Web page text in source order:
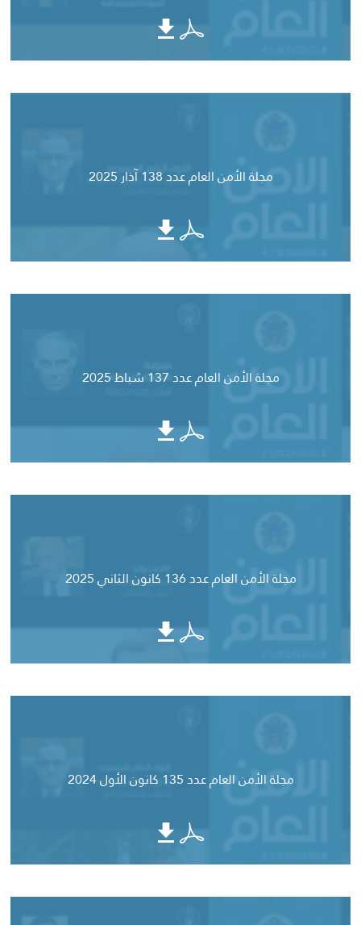
مجلة الأمن العام عدد 138 آذار 2025
مجلة الأمن العام عدد 137 شباط 2025
مجلة الأمن العام عدد 136 كانون الثاني 2025
مجلة الأمن العام عدد 135 كانون الأول 2024